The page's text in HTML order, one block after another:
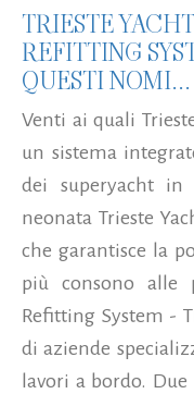
TRIESTE
REFITTING
QUESTI NOMI...
Venti ai quali
un sistema
dei superyacht in
neonata Trieste
che garantisce la
più consono alle
Refitting System -
di aziende
lavori a bordo.